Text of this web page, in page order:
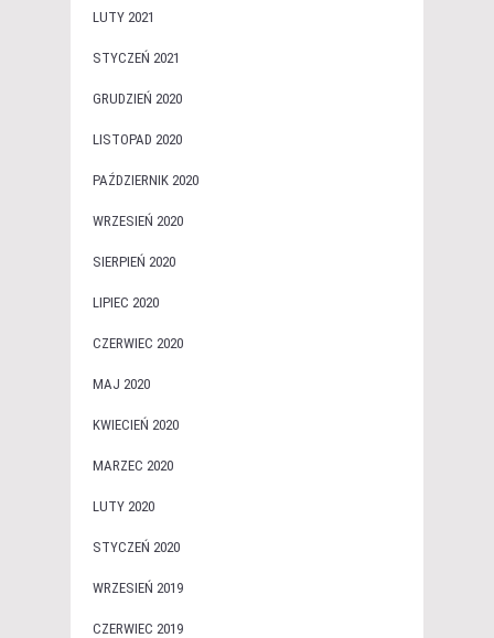
LUTY 2021
STYCZEŃ 2021
GRUDZIEŃ 2020
LISTOPAD 2020
PAŹDZIERNIK 2020
WRZESIEŃ 2020
SIERPIEŃ 2020
LIPIEC 2020
CZERWIEC 2020
MAJ 2020
KWIECIEŃ 2020
MARZEC 2020
LUTY 2020
STYCZEŃ 2020
WRZESIEŃ 2019
CZERWIEC 2019